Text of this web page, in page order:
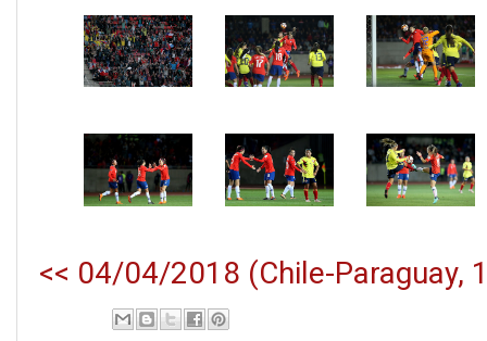
<< 04/04/2018 (Chile-Paraguay,